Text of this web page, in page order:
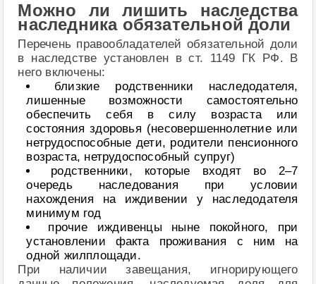
Можно ли лишить наследства
наследника обязательной доли
Перечень правообладателей обязательной доли
в наследстве установлен в ст. 1149 ГК РФ. В
него включены:
близкие родственники наследодателя,
лишенные возможности самостоятельно
обеспечить себя в силу возраста или
состояния здоровья (несовершеннолетние или
нетрудоспособные дети, родители пенсионного
возраста, нетрудоспособный супруг)
родственники, которые входят во 2–7
очередь наследования при условии
нахождения на иждивении у наследодателя
минимум год
прочие иждивенцы ныне покойного, при
установлении факта проживания с ним на
одной жилплощади.
При наличии завещания, игнорирующего